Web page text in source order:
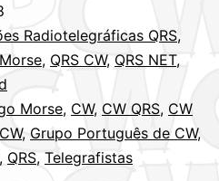
Radiotelegráficas QRS,
Morse, QRS CW, QRS NET,
Morse, CW, CW QRS, CW
, Grupo Português de CW,
, QRS, Telegrafistas